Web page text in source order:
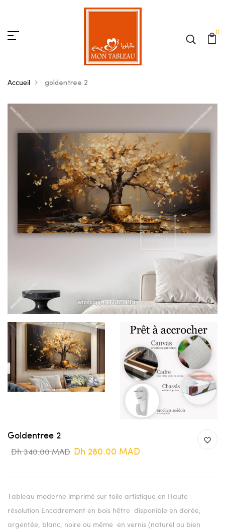
0
Accueil goldentree 2
Goldentree 2
Dh 340.00 MAD Dh 280.00 MAD
Tableau moderne imprimé sur toile artistique en Haute
résolution Encadrement en bois hêtre disponible en dorée,
argentée, blanc, noire ou même en vernis (naturel ou bien